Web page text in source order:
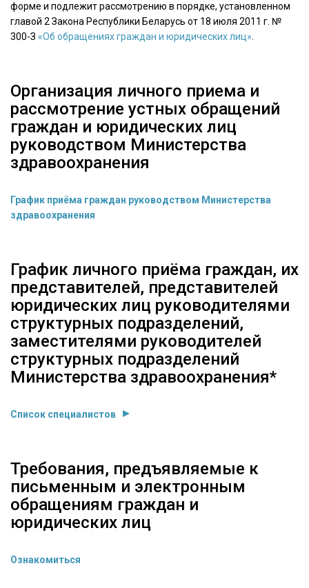
форме и подлежит рассмотрению в порядке, установленном
главой 2 Закона Республики Беларусь от 18 июля 2011 г. №
300-З «Об обращениях граждан и юридических лиц»
Организация личного приема и
рассмотрение устных обращений
граждан и юридических лиц
руководством Министерства
здравоохранения
График приёма граждан руководством Министерства
здравоохранения
График личного приёма граждан, их
представителей, представителей
юридических лиц руководителями
структурных подразделений,
заместителями руководителей
структурных подразделений
Министерства здравоохранения*
Список специалистов
Требования, предъявляемые к
письменным и электронным
обращениям граждан и
юридических лиц
Ознакомиться